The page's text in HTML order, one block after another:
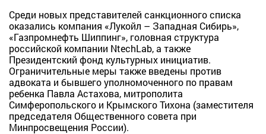
Среди новых представителей санкционного списка
оказались компания «Лукойл – Западная Сибирь»,
«Газпромнефть Шиппинг», головная структура
российской компании NtechLab, а также
Президентский фонд культурных инициатив.
Ограничительные меры также введены против
адвоката и бывшего уполномоченного по правам
ребенка Павла Астахова, митрополита
Симферопольского и Крымского Тихона (заместителя
председателя Общественного совета при
Минпросвещения России).